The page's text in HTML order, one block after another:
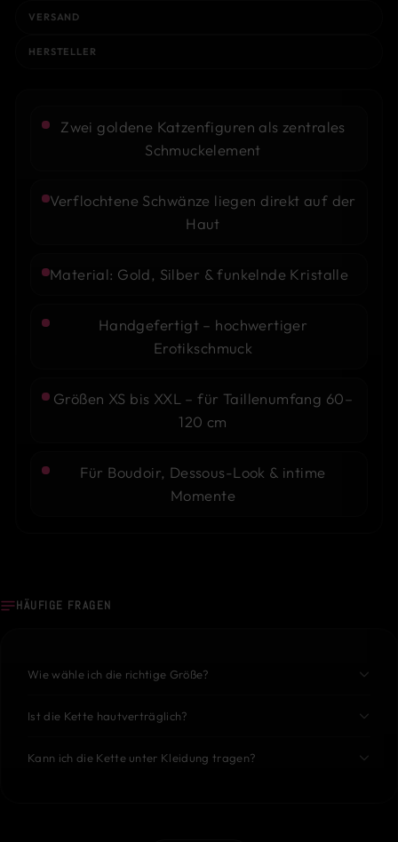
VERSAND
HERSTELLER
Zwei goldene Katzenfiguren als zentrales
Schmuckelement
Verflochtene Schwänze liegen direkt auf der
Haut
Material: Gold, Silber & funkelnde Kristalle
Handgefertigt – hochwertiger
Erotikschmuck
Größen XS bis XXL – für Taillenumfang 60–
120 cm
Für Boudoir, Dessous-Look & intime
Momente
HÄUFIGE FRAGEN
Wie wähle ich die richtige Größe?
Ist die Kette hautverträglich?
Kann ich die Kette unter Kleidung tragen?